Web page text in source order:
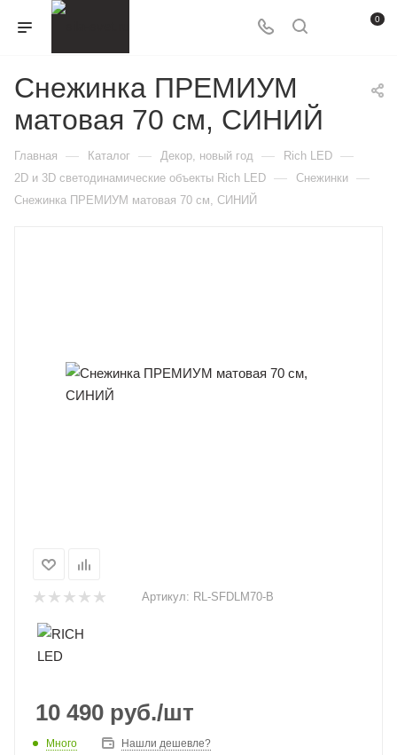
0
Снежинка ПРЕМИУМ
матовая 70 см, СИНИЙ
Главная — Каталог — Декор, новый год — Rich LED —
2D и 3D cветодинамические объекты Rich LED — Снежинки —
Снежинка ПРЕМИУМ матовая 70 см, СИНИЙ
Артикул: RL-SFDLM70-B
10 490 руб./шт
Много Нашли дешевле?